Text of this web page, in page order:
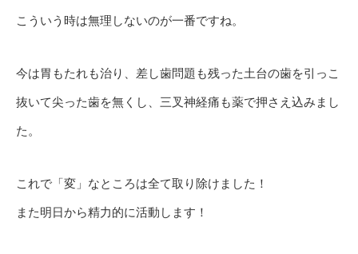
こういう時は無理しないのが一番ですね。
今は胃もたれも治り、差し歯問題も残った土台の歯を引っこ
抜いて尖った歯を無くし、三叉神経痛も薬で押さえ込みまし
た。
これで「変」なところは全て取り除けました！
また明日から精力的に活動します！